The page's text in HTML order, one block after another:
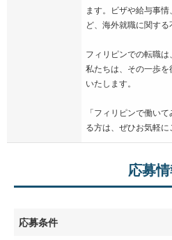
ます。ビザや給与事
ど、海外就職に関する
フィリピンでの転職は
私たちは、その一歩
いたします。
「フィリピンで働い
る方は、ぜひお気軽に
応募
応募条件